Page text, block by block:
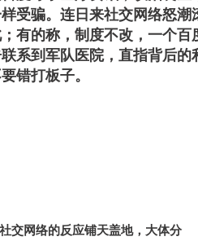
受骗。连日来社交网络怒潮
有的称，制度不改，一个百
系到军队医院，直指背后的
错打板子。
交网络的反应铺天盖地，大体分